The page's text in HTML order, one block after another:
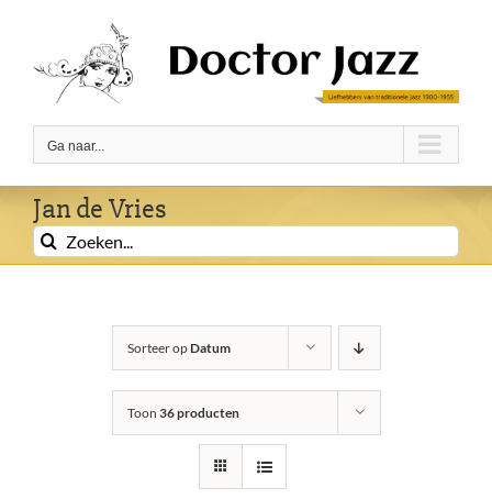
inhoud
Ga naar...
Jan de Vries
Zoeken
naar:
Sorteer opDatum
Toon 36 producten